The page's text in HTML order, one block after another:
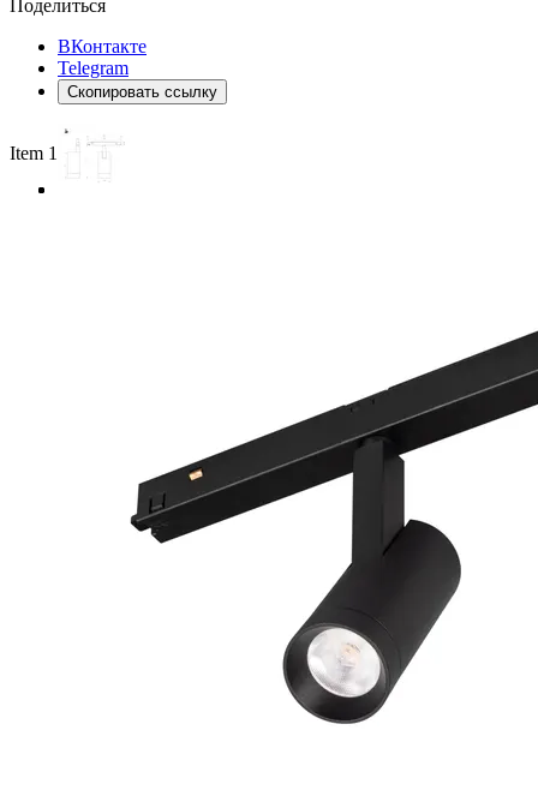
Поделиться
ВКонтакте
Telegram
Скопировать ссылку
Item 1 of 3